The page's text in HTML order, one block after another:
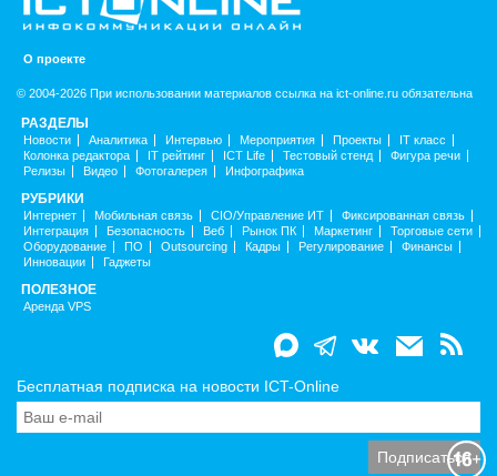
О проекте
© 2004-2026 При использовании материалов ссылка на ict-online.ru обязательна
РАЗДЕЛЫ
Новости Аналитика Интервью Мероприятия Проекты
IT класс
Колонка редактора
IT рейтинг ICT Life Тестовый стенд
Фигура речи
Релизы
Видео Фотогалерея Инфографика
РУБРИКИ
Интернет Мобильная связь CIO/Управление ИТ
Фиксированная связь
Интеграция
Безопасность Веб Рынок ПК Маркетинг
Торговые сети
Оборудование
ПО Outsourcing Кадры Регулирование
Финансы
Инновации
Гаджеты
ПОЛЕЗНОЕ
Аренда VPS
Бесплатная подписка на новости ICT-Online